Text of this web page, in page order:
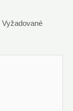
Vyžadované